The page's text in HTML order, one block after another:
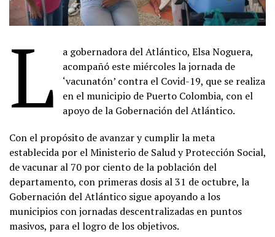
L
a gobernadora del Atlántico, Elsa Noguera,
acompañó este miércoles la jornada de
‘vacunatón’ contra el Covid-19, que se realiza
en el municipio de Puerto Colombia, con el
apoyo de la Gobernación del Atlántico.
Con el propósito de avanzar y cumplir la meta
establecida por el Ministerio de Salud y Protección Social,
de vacunar al 70 por ciento de la población del
departamento, con primeras dosis al 31 de octubre, la
Gobernación del Atlántico sigue apoyando a los
municipios con jornadas descentralizadas en puntos
masivos, para el logro de los objetivos.